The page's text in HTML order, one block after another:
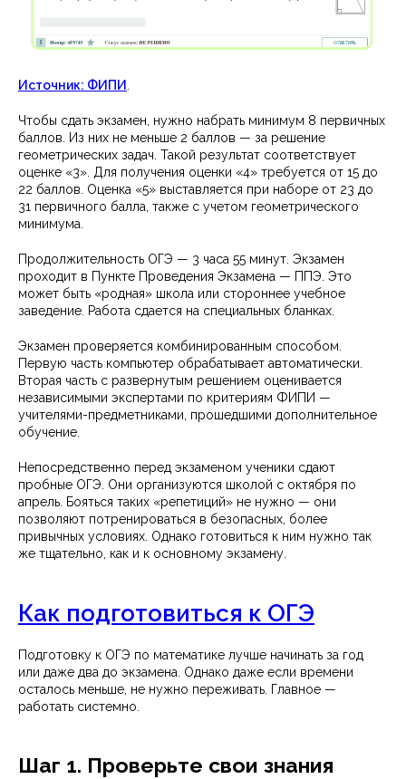
Источник: ФИПИ
Чтобы сдать экзамен, нужно набрать минимум 8 первичных
баллов. Из них не меньше 2 баллов — за решение
геометрических задач. Такой результат соответствует
оценке «3». Для получения оценки «4» требуется от 15 до
22 баллов. Оценка «5» выставляется при наборе от 23 до
31 первичного балла, также с учетом геометрического
минимума.
Продолжительность ОГЭ — 3 часа 55 минут. Экзамен
проходит в Пункте Проведения Экзамена — ППЭ. Это
может быть «родная» школа или стороннее учебное
заведение. Работа сдается на специальных бланках.
Экзамен проверяется комбинированным способом.
Первую часть компьютер обрабатывает автоматически.
Вторая часть с развернутым решением оценивается
независимыми экспертами по критериям ФИПИ —
учителями-предметниками, прошедшими дополнительное
обучение.
Непосредственно перед экзаменом ученики сдают
пробные ОГЭ. Они организуются школой с октября по
апрель. Бояться таких «репетиций» не нужно — они
позволяют потренироваться в безопасных, более
привычных условиях. Однако готовиться к ним нужно так
же тщательно, как и к основному экзамену.
Как подготовиться к ОГЭ
Подготовку к ОГЭ по математике лучше начинать за год
или даже два до экзамена. Однако даже если времени
осталось меньше, не нужно переживать. Главное —
работать системно.
Шаг 1. Проверьте свои знания